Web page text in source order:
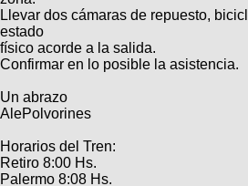
Ruta,
triatlon
todo
Enduro
COMPRO
CANJE
Mi
ReputaciÃ³n
Mis
Compras
TÃ©cnica
MecÃ¡nica
Noticias
Calendario
Salidas
Operadores
de
cicloturismo
Relatos
de
Foro
de
Usuarios
Ãšltimos
Buscar
Mis
Actividad
Llevar dos cámaras de repuesto,
estado
físico acorde a la salida.
Confirmar en lo posible la asistencia.
Un abrazo
AlePolvorines
Horarios del Tren:
Retiro 8:00 Hs.
Palermo 8:08 Hs.